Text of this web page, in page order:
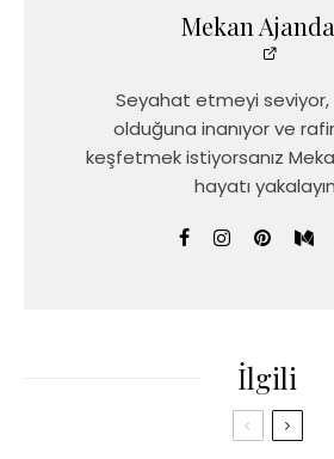
Mekan
Seyahat etmeyi seviyor,
olduğuna inanıyor ve
keşfetmek istiyorsanız
hayatı
İlgili